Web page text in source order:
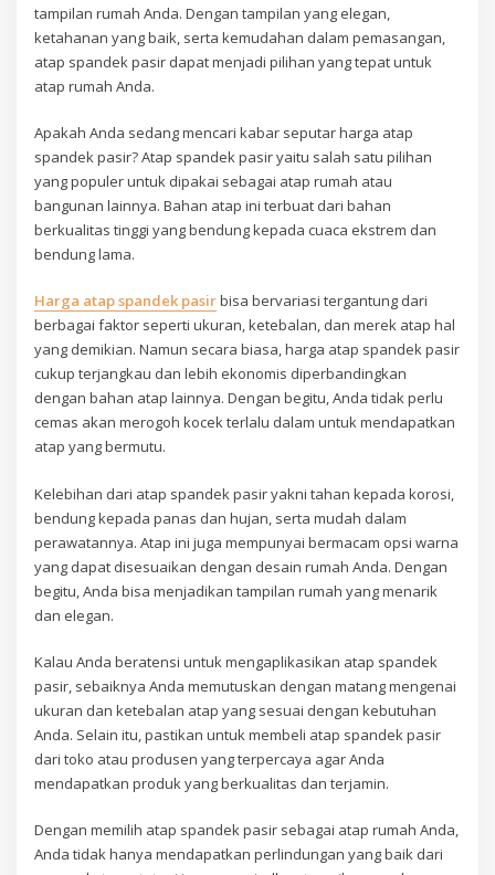
tampilan rumah Anda. Dengan tampilan yang elegan,
ketahanan yang baik, serta kemudahan dalam pemasangan,
atap spandek pasir dapat menjadi pilihan yang tepat untuk
atap rumah Anda.
Apakah Anda sedang mencari kabar seputar harga atap
spandek pasir? Atap spandek pasir yaitu salah satu pilihan
yang populer untuk dipakai sebagai atap rumah atau
bangunan lainnya. Bahan atap ini terbuat dari bahan
berkualitas tinggi yang bendung kepada cuaca ekstrem dan
bendung lama.
Harga atap spandek pasirbisa bervariasi tergantung dari
berbagai faktor seperti ukuran, ketebalan, dan merek atap hal
yang demikian. Namun secara biasa, harga atap spandek pasir
cukup terjangkau dan lebih ekonomis diperbandingkan
dengan bahan atap lainnya. Dengan begitu, Anda tidak perlu
cemas akan merogoh kocek terlalu dalam untuk mendapatkan
atap yang bermutu.
Kelebihan dari atap spandek pasir yakni tahan kepada korosi,
bendung kepada panas dan hujan, serta mudah dalam
perawatannya. Atap ini juga mempunyai bermacam opsi warna
yang dapat disesuaikan dengan desain rumah Anda. Dengan
begitu, Anda bisa menjadikan tampilan rumah yang menarik
dan elegan.
Kalau Anda beratensi untuk mengaplikasikan atap spandek
pasir, sebaiknya Anda memutuskan dengan matang mengenai
ukuran dan ketebalan atap yang sesuai dengan kebutuhan
Anda. Selain itu, pastikan untuk membeli atap spandek pasir
dari toko atau produsen yang terpercaya agar Anda
mendapatkan produk yang berkualitas dan terjamin.
Dengan memilih atap spandek pasir sebagai atap rumah Anda,
Anda tidak hanya mendapatkan perlindungan yang baik dari